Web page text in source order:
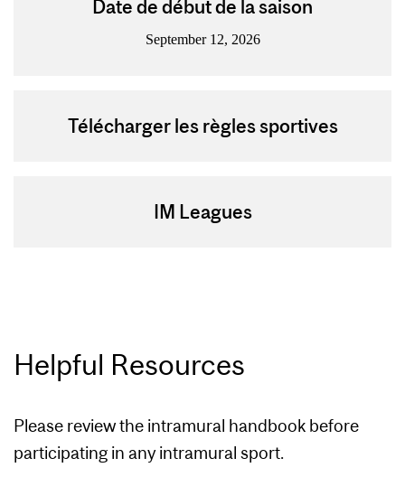
Date de début de la saison
September 12, 2026
Télécharger les règles sportives
IM Leagues
Helpful Resources
Please review the intramural handbook before
participating in any intramural sport.